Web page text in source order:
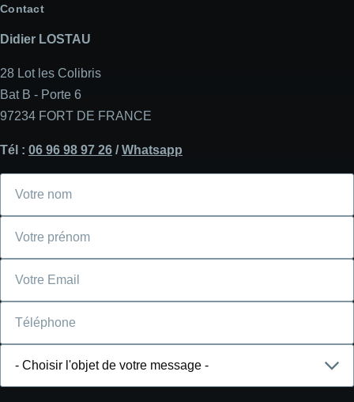
Contact
Didier LOSTAU
28 Lot les Colibris
Bat B - Porte 6
97234 FORT DE FRANCE
Tél : 06 96 98 97 26 /Whatsapp